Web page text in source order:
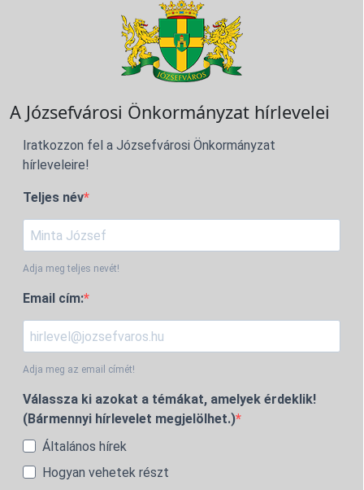
A Józsefvárosi Önkormányzat hírlevelei
Iratkozzon fel a Józsefvárosi Önkormányzat
hírleveleire!
Teljes név
Adja meg teljes nevét!
Email cím:
Adja meg az email címét!
Válassza ki azokat a témákat, amelyek érdeklik!
(Bármennyi hírlevelet megjelölhet.)
Általános hírek
Hogyan vehetek részt